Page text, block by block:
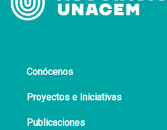
Conócenos
Proyectos e Iniciativas
Publicaciones